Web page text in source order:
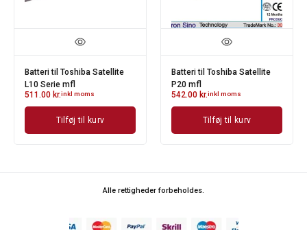
Batteri til Toshiba Satellite
L10 Serie mfl
511.00 kr.inkl moms
Tilføj til kurv
Batteri til Toshiba Satellite
P20 mfl
542.00 kr.inkl moms
Tilføj til kurv
Alle rettigheder forbeholdes.